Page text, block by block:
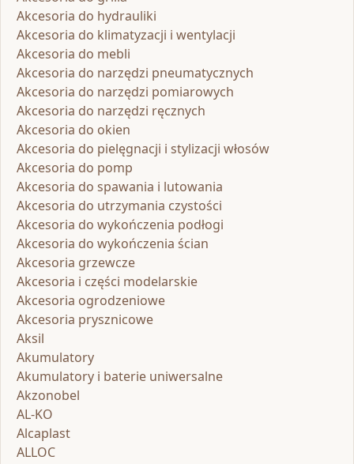
Akcesoria do hydrauliki
Akcesoria do klimatyzacji i wentylacji
Akcesoria do mebli
Akcesoria do narzędzi pneumatycznych
Akcesoria do narzędzi pomiarowych
Akcesoria do narzędzi ręcznych
Akcesoria do okien
Akcesoria do pielęgnacji i stylizacji włosów
Akcesoria do pomp
Akcesoria do spawania i lutowania
Akcesoria do utrzymania czystości
Akcesoria do wykończenia podłogi
Akcesoria do wykończenia ścian
Akcesoria grzewcze
Akcesoria i części modelarskie
Akcesoria ogrodzeniowe
Akcesoria prysznicowe
Aksil
Akumulatory
Akumulatory i baterie uniwersalne
Akzonobel
AL-KO
Alcaplast
ALLOC